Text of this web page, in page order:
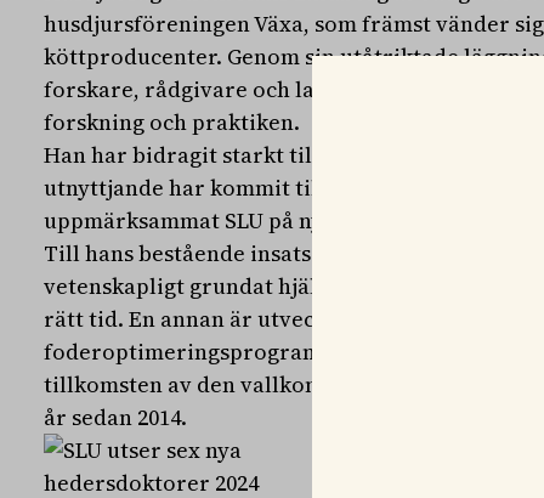
husdjursföreningen Växa, som främst vänder
köttproducenter. Genom sin utåtriktade
forskare, rådgivare och lantbrukare är han en
forskning och praktiken.
Han har bidragit starkt till att nya rön om
utnyttjande har kommit till praktisk nytta i
uppmärksammat SLU på nya behovsmotiverade
Till hans bestående insatser hör bidraget i
vetenskapligt grundat hjälpmedel för att
rätt tid. En annan är utvecklingen av
foderoptimeringsprogram för mjölkkor. Han
tillkomsten av den vallkonferens som
år sedan 2014.